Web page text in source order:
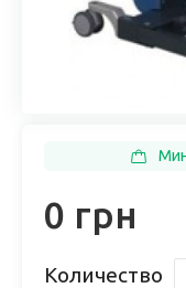
0 грн
Количество